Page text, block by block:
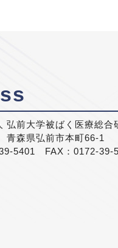
弘前大学被ばく医療総合
森県弘前市本町66-1
5401 FAX：0172-39-